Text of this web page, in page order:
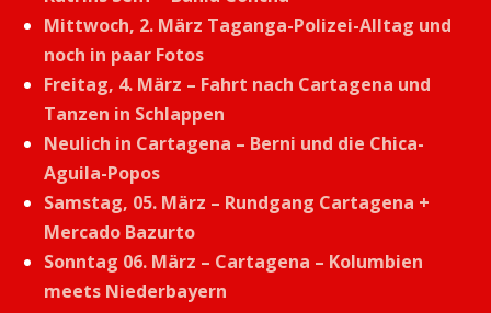
Mittwoch, 2. März Taganga-Polizei-Alltag und
noch in paar Fotos
Freitag, 4. März – Fahrt nach Cartagena und
Tanzen in Schlappen
Neulich in Cartagena – Berni und die Chica-
Aguila-Popos
Samstag, 05. März – Rundgang Cartagena +
Mercado Bazurto
Sonntag 06. März – Cartagena – Kolumbien
meets Niederbayern